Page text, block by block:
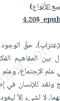
الأنواع)
4.20$
حقّ الوجود
بين المفاهيم
علم الإجتماع،
ونقد للإنسان في
لا لشيء إلاّ ليعود